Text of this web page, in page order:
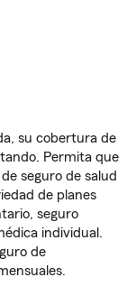
su cobertura de
Permita que
seguro de salud
de planes
seguro
individual.
de